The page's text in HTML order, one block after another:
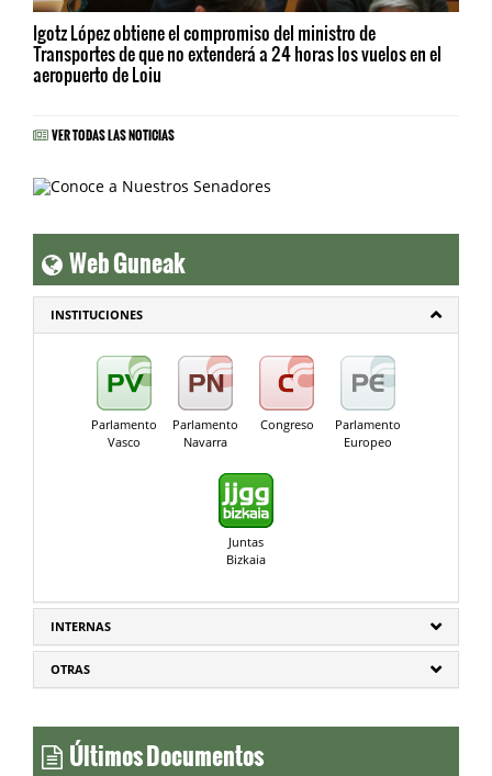
Igotz López obtiene el compromiso del ministro de
Transportes de que no extenderá a 24 horas los vuelos en el
aeropuerto de Loiu
VER TODAS LAS NOTICIAS
Web Guneak
INSTITUCIONES
Parlamento
Vasco
Parlamento
Navarra
Congreso
Parlamento
Europeo
Juntas
Bizkaia
INTERNAS
OTRAS
Últimos Documentos